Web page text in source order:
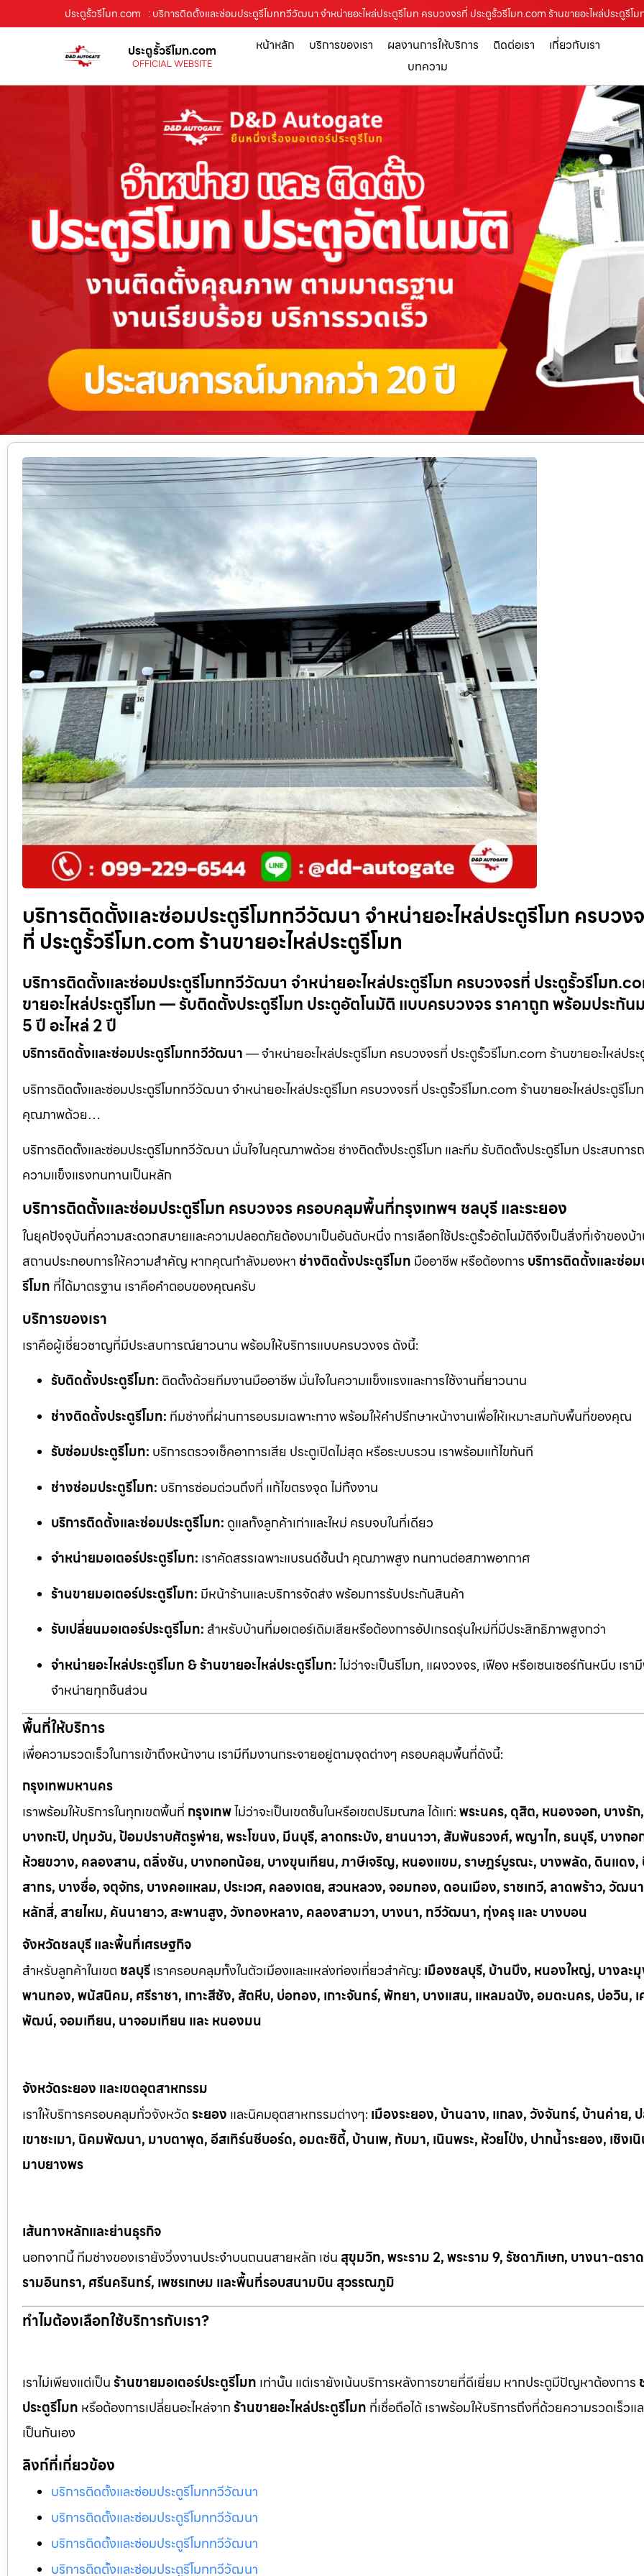
ประตูรั้วรีโมท.com : บริการติดตั้งและซ่อมประตูรีโมททวีวัฒนา จำหน่ายอะไหล่ประตูรีโมท ครบวงจรที่ ประตูรั้วรีโมท.com ร้านขายอะไหล่ประตูรีโม
ประตูรั้วรีโมท.com
OFFICIAL WEBSITE
หน้าหลัก บริการของเรา ผลงานการให้บริการ ติดต่อเรา
เกี่ยวกับเรา
บทความ
บริการติดตั้งและซ่อมประตูรีโมททวีวัฒนา จำหน่ายอะไหล่ประตูรีโมท ครบวง
ที่ ประตูรั้วรีโมท.com ร้านขายอะไหล่ประตูรีโมท
บริการติดตั้งและซ่อมประตูรีโมททวีวัฒนา จำหน่ายอะไหล่ประตูรีโมท ครบวงจรที่ ประตูรั้วรีโมท
ขายอะไหล่ประตูรีโมท — รับติดตั้งประตูรีโมท ประตูอัตโนมัติ แบบครบวงจร ราคาถูก พร้อมประกัน
5 ปี อะไหล่ 2 ปี
บริการติดตั้งและซ่อมประตูรีโมททวีวัฒนา— จำหน่ายอะไหล่ประตูรีโมท ครบวงจรที่ ประตูรั้วรีโมท.com ร้านขายอะไหล่ประ
บริการติดตั้งและซ่อมประตูรีโมททวีวัฒนา จำหน่ายอะไหล่ประตูรีโมท ครบวงจรที่ ประตูรั้วรีโมท.com ร้านขายอะไหล่ประตูรีโม
คุณภาพด้วย…
บริการติดตั้งและซ่อมประตูรีโมททวีวัฒนา มั่นใจในคุณภาพด้วย ช่างติดตั้งประตูรีโมท และทีม รับติดตั้งประตูรีโมท ประสบกา
ความแข็งแรงทนทานเป็นหลัก
บริการติดตั้งและซ่อมประตูรีโมท ครบวงจร ครอบคลุมพื้นที่กรุงเทพฯ ชลบุรี และระยอง
ในยุคปัจจุบันที่ความสะดวกสบายและความปลอดภัยต้องมาเป็นอันดับหนึ่ง การเลือกใช้ประตูรั้วอัตโนมัติจึงเป็นสิ่งที่เจ้าของบ้า
สถานประกอบการให้ความสำคัญ หากคุณกำลังมองหา ช่างติดตั้งประตูรีโมท มืออาชีพ หรือต้องการ บริการติดตั้งและซ่อม
รีโมท ที่ได้มาตรฐาน เราคือคำตอบของคุณครับ
บริการของเรา
เราคือผู้เชี่ยวชาญที่มีประสบการณ์ยาวนาน พร้อมให้บริการแบบครบวงจร ดังนี้:
รับติดตั้งประตูรีโมท: ติดตั้งด้วยทีมงานมืออาชีพ มั่นใจในความแข็งแรงและการใช้งานที่ยาวนาน
ช่างติดตั้งประตูรีโมท: ทีมช่างที่ผ่านการอบรมเฉพาะทาง พร้อมให้คำปรึกษาหน้างานเพื่อให้เหมาะสมกับพื้นที่ของคุณ
รับซ่อมประตูรีโมท: บริการตรวจเช็คอาการเสีย ประตูเปิดไม่สุด หรือระบบรวน เราพร้อมแก้ไขทันที
ช่างซ่อมประตูรีโมท: บริการซ่อมด่วนถึงที่ แก้ไขตรงจุด ไม่ทิ้งงาน
บริการติดตั้งและซ่อมประตูรีโมท: ดูแลทั้งลูกค้าเก่าและใหม่ ครบจบในที่เดียว
จำหน่ายมอเตอร์ประตูรีโมท: เราคัดสรรเฉพาะแบรนด์ชั้นนำ คุณภาพสูง ทนทานต่อสภาพอากาศ
ร้านขายมอเตอร์ประตูรีโมท: มีหน้าร้านและบริการจัดส่ง พร้อมการรับประกันสินค้า
รับเปลี่ยนมอเตอร์ประตูรีโมท: สำหรับบ้านที่มอเตอร์เดิมเสียหรือต้องการอัปเกรดรุ่นใหม่ที่มีประสิทธิภาพสูงกว่า
จำหน่ายอะไหล่ประตูรีโมท & ร้านขายอะไหล่ประตูรีโมท:ไม่ว่าจะเป็นรีโมท, แผงวงจร, เฟือง หรือเซนเซอร์กันหนีบ เรา
จำหน่ายทุกชิ้นส่วน
พื้นที่ให้บริการ
เพื่อความรวดเร็วในการเข้าถึงหน้างาน เรามีทีมงานกระจายอยู่ตามจุดต่างๆ ครอบคลุมพื้นที่ดังนี้:
กรุงเทพมหานคร
เราพร้อมให้บริการในทุกเขตพื้นที่ กรุงเทพไม่ว่าจะเป็นเขตชั้นในหรือเขตปริมณฑล ได้แก่:พระนคร, ดุสิต, หนองจอก, บางรัก
บางกะปิ, ปทุมวัน, ป้อมปราบศัตรูพ่าย, พระโขนง, มีนบุรี, ลาดกระบัง, ยานนาวา, สัมพันธวงศ์, พญาไท, ธนบุรี, บางก
ห้วยขวาง, คลองสาน, ตลิ่งชัน, บางกอกน้อย, บางขุนเทียน, ภาษีเจริญ, หนองแขม, ราษฎร์บูรณะ, บางพลัด, ดินแดง,
สาทร, บางซื่อ, จตุจักร, บางคอแหลม, ประเวศ, คลองเตย, สวนหลวง, จอมทอง, ดอนเมือง, ราชเทวี, ลาดพร้าว, วัฒน
หลักสี่, สายไหม, คันนายาว, สะพานสูง, วังทองหลาง, คลองสามวา, บางนา, ทวีวัฒนา, ทุ่งครุ และ บางบอน
จังหวัดชลบุรี และพื้นที่เศรษฐกิจ
สำหรับลูกค้าในเขต ชลบุรีเราครอบคลุมทั้งในตัวเมืองและแหล่งท่องเที่ยวสำคัญ: เมืองชลบุรี, บ้านบึง, หนองใหญ่, บางละ
พานทอง, พนัสนิคม, ศรีราชา, เกาะสีชัง, สัตหีบ, บ่อทอง, เกาะจันทร์, พัทยา, บางแสน, แหลมฉบัง, อมตะนคร, บ่อวิน,
พัฒน์, จอมเทียน, นาจอมเทียน และ หนองมน
จังหวัดระยอง และเขตอุตสาหกรรม
เราให้บริการครอบคลุมทั่วจังหวัดระยอง และนิคมอุตสาหกรรมต่างๆ: เมืองระยอง, บ้านฉาง, แกลง, วังจันทร์, บ้านค่าย,
เขาชะเมา, นิคมพัฒนา, มาบตาพุด, อีสเทิร์นซีบอร์ด, อมตะซิตี้, บ้านเพ, ทับมา, เนินพระ, หวยโป่ง, ปากน้ำระยอง, เชิงเ
มาบยางพร
เส้นทางหลักและย่านธุรกิจ
นอกจากนี้ ทีมช่างของเรายังวิ่งงานประจำบนถนนสายหลัก เช่น สุขุมวิท, พระราม 2, พระราม 9, รัชดาภิเษก, บางนา-ตรา
รามอินทรา, ศรีนครินทร์, เพชรเกษม และพื้นที่รอบสนามบิน สุวรรณภูมิ
ทำไมต้องเลือกใช้บริการกับเรา?
เราไม่เพียงแต่เป็นร้านขายมอเตอร์ประตูรีโมท เท่านั้น แต่เรายังเน้นบริการหลังการขายที่ดีเยี่ยม หากประตูมีปัญหาต้องการ
ประตูรีโมท หรือต้องการเปลี่ยนอะไหล่จากร้านขายอะไหล่ประตูรีโมท ที่เชื่อถือได้ เราพร้อมให้บริการถึงที่ด้วยความรวดเร็วแ
เป็นกันเอง
ลิงก์ที่เกี่ยวข้อง
บริการติดตั้งและซ่อมประตูรีโมททวีวัฒนา
บริการติดตั้งและซ่อมประตูรีโมททวีวัฒนา
บริการติดตั้งและซ่อมประตูรีโมททวีวัฒนา
บริการติดตั้งและซ่อมประตูรีโมททวีวัฒนา